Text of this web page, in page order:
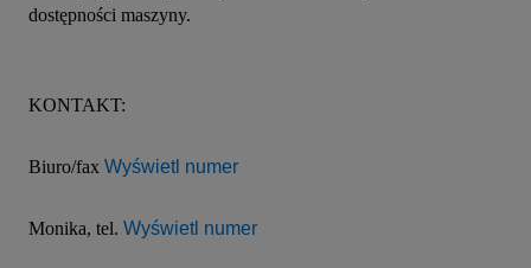
dostępności maszyny.
KONTAKT:
Biuro/fax Wyświetl numer
Monika, tel. Wyświetl numer